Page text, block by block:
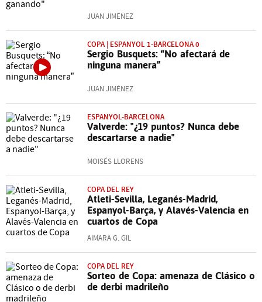
JUAN JIMÉNEZ
COPA | ESPANYOL 1-BARCELONA 0
Sergio Busquets: “No afectará de
ninguna manera”
JUAN JIMÉNEZ
ESPANYOL-BARCELONA
Valverde: "¿19 puntos? Nunca debe
descartarse a nadie"
MOISÉS LLORENS
COPA DEL REY
Atleti-Sevilla, Leganés-Madrid,
Espanyol-Barça, y Alavés-Valencia en
cuartos de Copa
AIMARA G. GIL
COPA DEL REY
Sorteo de Copa: amenaza de Clásico o
de derbi madrileño